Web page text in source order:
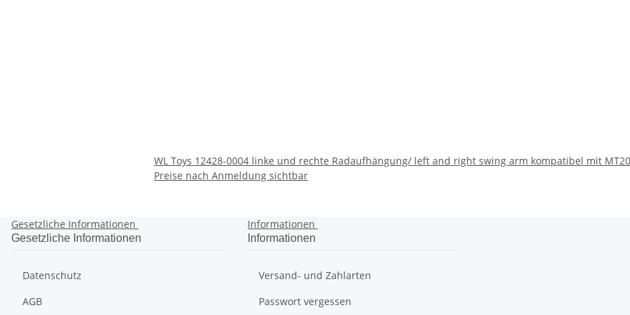
WL Toys 12428-0004 linke und rechte Radaufhängung/ left and right swing arm kompatibel mit
Preise nach Anmeldung sichtbar
Gesetzliche Informationen
Gesetzliche Informationen
Datenschutz
AGB
Informationen
Informationen
Versand- und Zahlarten
Passwort vergessen